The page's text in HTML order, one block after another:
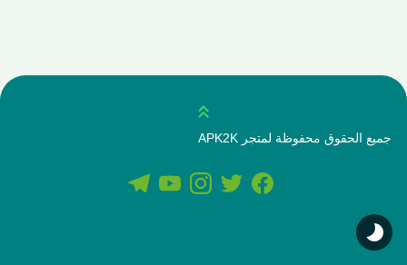
انتقل للاعلى
جميع الحقوق محفوظة لمتجر APK2K